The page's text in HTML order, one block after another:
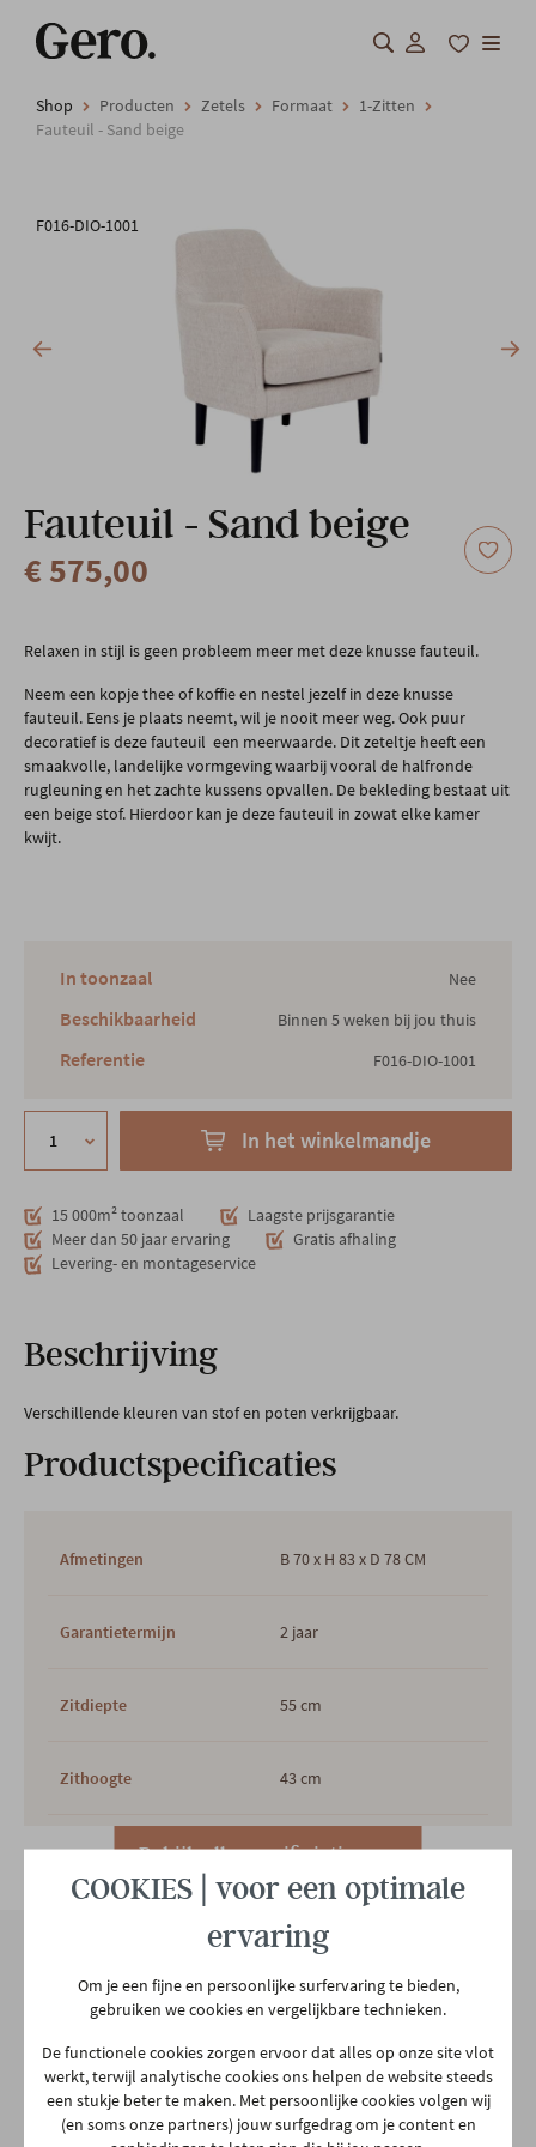
Shop
Shop Producten Zetels Formaat
1-Zitten
Fauteuil - Sand beige
F016-DIO-1001
Fauteuil - Sand beige
€ 575,00
Relaxen in stijl is geen probleem meer met deze knusse fauteuil.
Neem een kopje thee of koffie en nestel jezelf in deze knusse
fauteuil. Eens je plaats neemt, wil je nooit meer weg. Ook puur
decoratief is deze fauteuil een meerwaarde. Dit zeteltje heeft een
smaakvolle, landelijke vormgeving waarbij vooral de halfronde
rugleuning en het zachte kussens opvallen. De bekleding bestaat uit
een beige stof. Hierdoor kan je deze fauteuil in zowat elke kamer
kwijt.
In toonzaal Nee
Beschikbaarheid Binnen 5 weken bij jou thuis
Referentie F016-DIO-1001
In het winkelmandje
15 000m² toonzaal
Laagste prijsgarantie
Meer dan 50 jaar ervaring
Gratis afhaling
Levering- en montageservice
Beschrijving
Verschillende kleuren van stof en poten verkrijgbaar.
Productspecificaties
Bekijk alle specificiaties
Afmetingen B 70 x H 83 x D 78 CM
Garantietermijn 2 jaar
Zitdiepte 55 cm
Zithoogte 43 cm
Plaats productie Europees
Hoofdkleur Beige
2e kleur ZWART
Onze winkel
Aarschotsesteenweg 151
2500 Lier
03 480 42 26
info@gerowonen.be
COOKIES | voor een optimale
ervaring
Om je een fijne en persoonlijke surfervaring te bieden,
gebruiken we cookies en vergelijkbare technieken.
De functionele cookies zorgen ervoor dat alles op onze site vlot
werkt, terwijl analytische cookies ons helpen de website steeds
een stukje beter te maken. Met persoonlijke cookies volgen wij
(en soms onze partners) jouw surfgedrag om je content en